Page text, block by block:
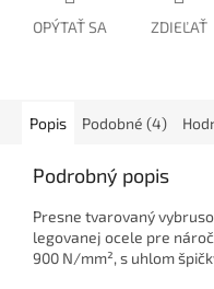
OPÝTAŤ SA ZDIEĽAŤ
Popis Podobné (4)
Podrobný popis
Presne tvarovaný
legovanej ocele pre
900 N/mm², s uhlom